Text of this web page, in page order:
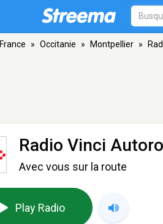
France » Occitanie » Montpellier »
Radio Vinci
Avec vous sur la route
Play Radio